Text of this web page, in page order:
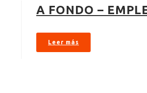
A FONDO –
Leer más